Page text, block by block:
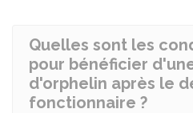
Quelles sont les
pour bénéficier
d'orphelin après le
fonctionnaire ?